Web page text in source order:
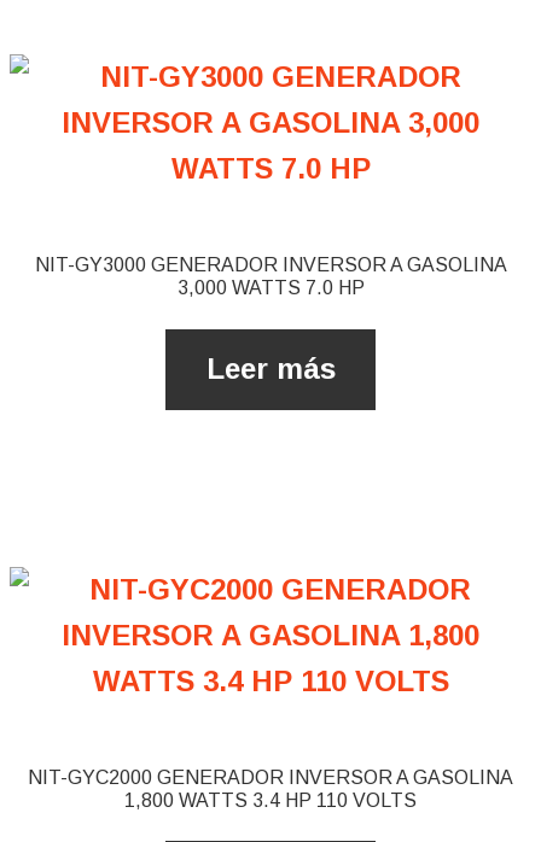
NIT-GY3000 GENERADOR INVERSOR A GASOLINA
3,000 WATTS 7.0 HP
Leer más
NIT-GYC2000 GENERADOR INVERSOR A GASOLINA
1,800 WATTS 3.4 HP 110 VOLTS